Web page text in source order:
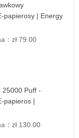
papierosy | Energy
：zł 79.00
25000 Puff -
papieros |
：zł 130.00